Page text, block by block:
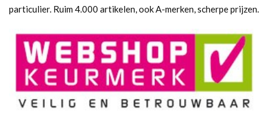
particulier. Ruim 4.000 artikelen, ook A-merken, scherpe prijzen.